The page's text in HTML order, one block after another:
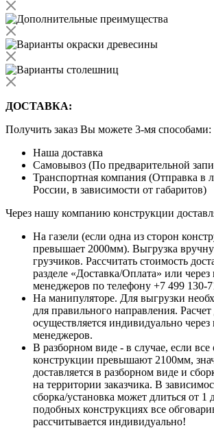
ДОСТАВКА:
Получить заказ Вы можете 3-мя способами:
Наша доставка
Самовывоз (По предварительной
Транспортная компания (Отправка в
России, в зависимости от габаритов)
Через нашу компанию конструкции
На газели (если одна из сторон
превышает 2000мм). Выгрузка
грузчиков. Рассчитать стоимость
разделе «Доставка/Оплата» или
менеджеров по телефону +7 499 130-
На манипуляторе. Для выгрузки
для правильного направления. Расчет
осуществляется индивидуально
менеджеров.
В разборном виде - в случае, если
конструкции превышают 2100мм,
доставляется в разборном виде и
на территории заказчика. В
сборка/установка может длиться от
подобных конструкциях все
рассчитывается индивидуально!